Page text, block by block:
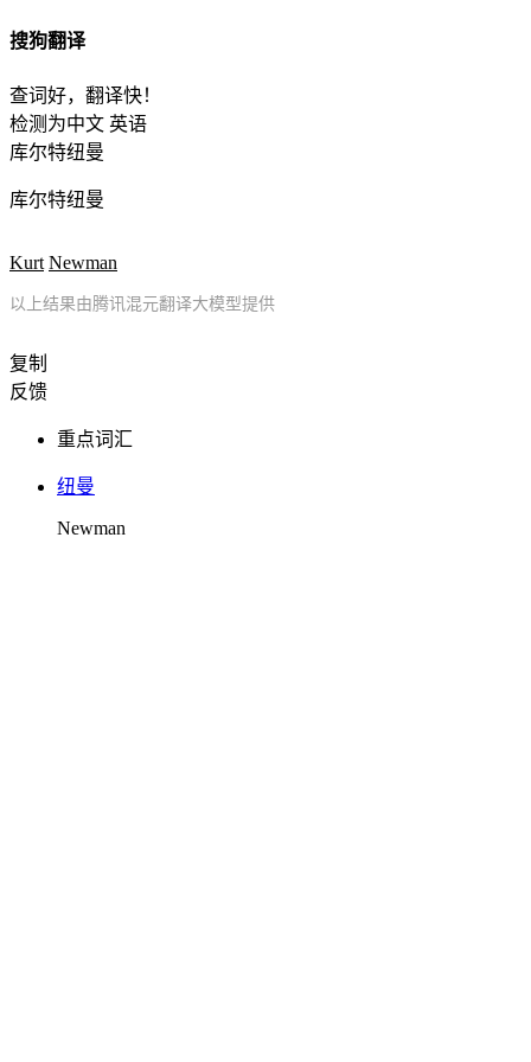
搜狗翻译
查词好，翻译快！
检测为中文 英语
库尔特纽曼
库尔特纽曼
Kurt Newman
以上结果由腾讯混元翻译大模型提供
复制
反馈
重点词汇
纽曼
Newman